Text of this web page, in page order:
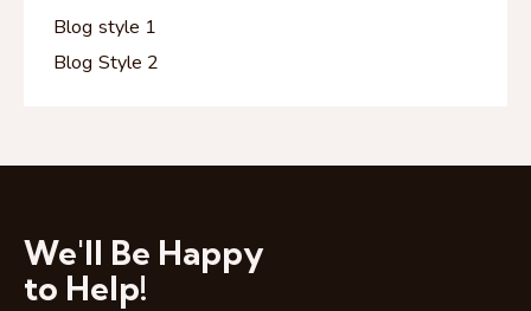
Blog style 1
Blog Style 2
We'll Be Happy
to Help!